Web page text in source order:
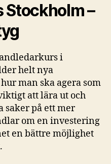
–
i
helt nya
man ska agera som
att lära ut och
saker på ett mer
om en investering
en bättre möjlighet